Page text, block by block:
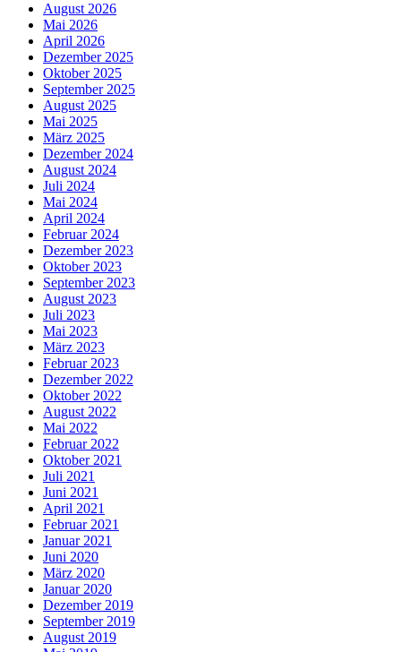
August 2026
Mai 2026
April 2026
Dezember 2025
Oktober 2025
September 2025
August 2025
Mai 2025
März 2025
Dezember 2024
August 2024
Juli 2024
Mai 2024
April 2024
Februar 2024
Dezember 2023
Oktober 2023
September 2023
August 2023
Juli 2023
Mai 2023
März 2023
Februar 2023
Dezember 2022
Oktober 2022
August 2022
Mai 2022
Februar 2022
Oktober 2021
Juli 2021
Juni 2021
April 2021
Februar 2021
Januar 2021
Juni 2020
März 2020
Januar 2020
Dezember 2019
September 2019
August 2019